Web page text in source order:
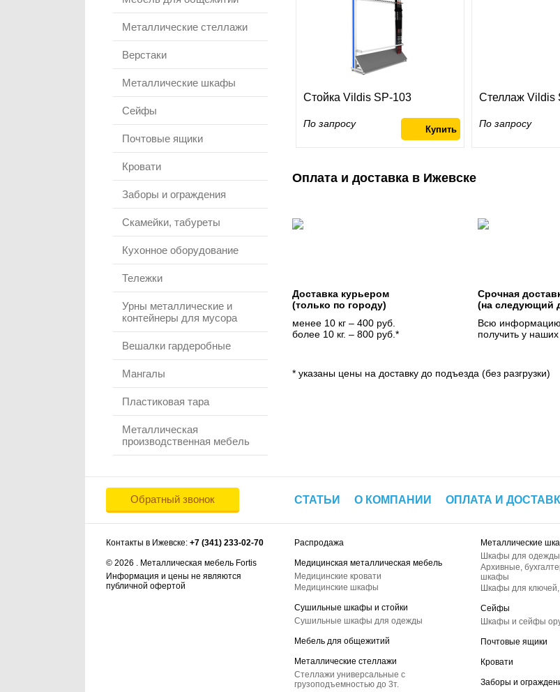
Металлические стеллажи
Верстаки
Металлические шкафы
Сейфы
Почтовые ящики
Кровати
Заборы и ограждения
Скамейки, табуреты
Кухонное оборудование
Тележки
Урны металлические и
контейнеры для мусора
Вешалки гардеробные
Мангалы
Пластиковая тара
Металлическая
производственная мебель
Стойка Vildis SP-103
По запросу
Стеллаж Vildis
По запросу
Оплата и доставка в Ижевске
Доставка курьером
(только по городу)
менее 10 кг – 400 руб.
более 10 кг. – 800 руб.*
Срочная
(на следующий
Всю
получить у
* указаны цены на доставку до подъезда (без разгрузки)
Обратный звонок СТАТЬИ О КОМПАНИИ ОПЛАТА И
Контакты в Ижевске: +7 (341) 233-02-70
© 2026 . Металлическая мебель Fortis
Информация и цены не являются
публичной офертой
Распродажа
Медицинская металлическая мебель
Медицинские кровати
Медицинские шкафы
Сушильные шкафы и стойки
Сушильные шкафы для одежды
Мебель для общежитий
Металлические стеллажи
Стеллажи универсальные с
грузоподъемностью до 3т.
Металлические
Шкафы для одежды
Архивные,
шкафы
Шкафы для
Сейфы
Шкафы и сейфы
Почтовые ящики
Кровати
Заборы и